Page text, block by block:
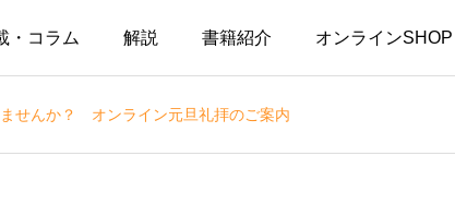
・コラム 解説 書籍紹介 オンラインSHOP
せんか？ オンライン元旦礼拝のご案内